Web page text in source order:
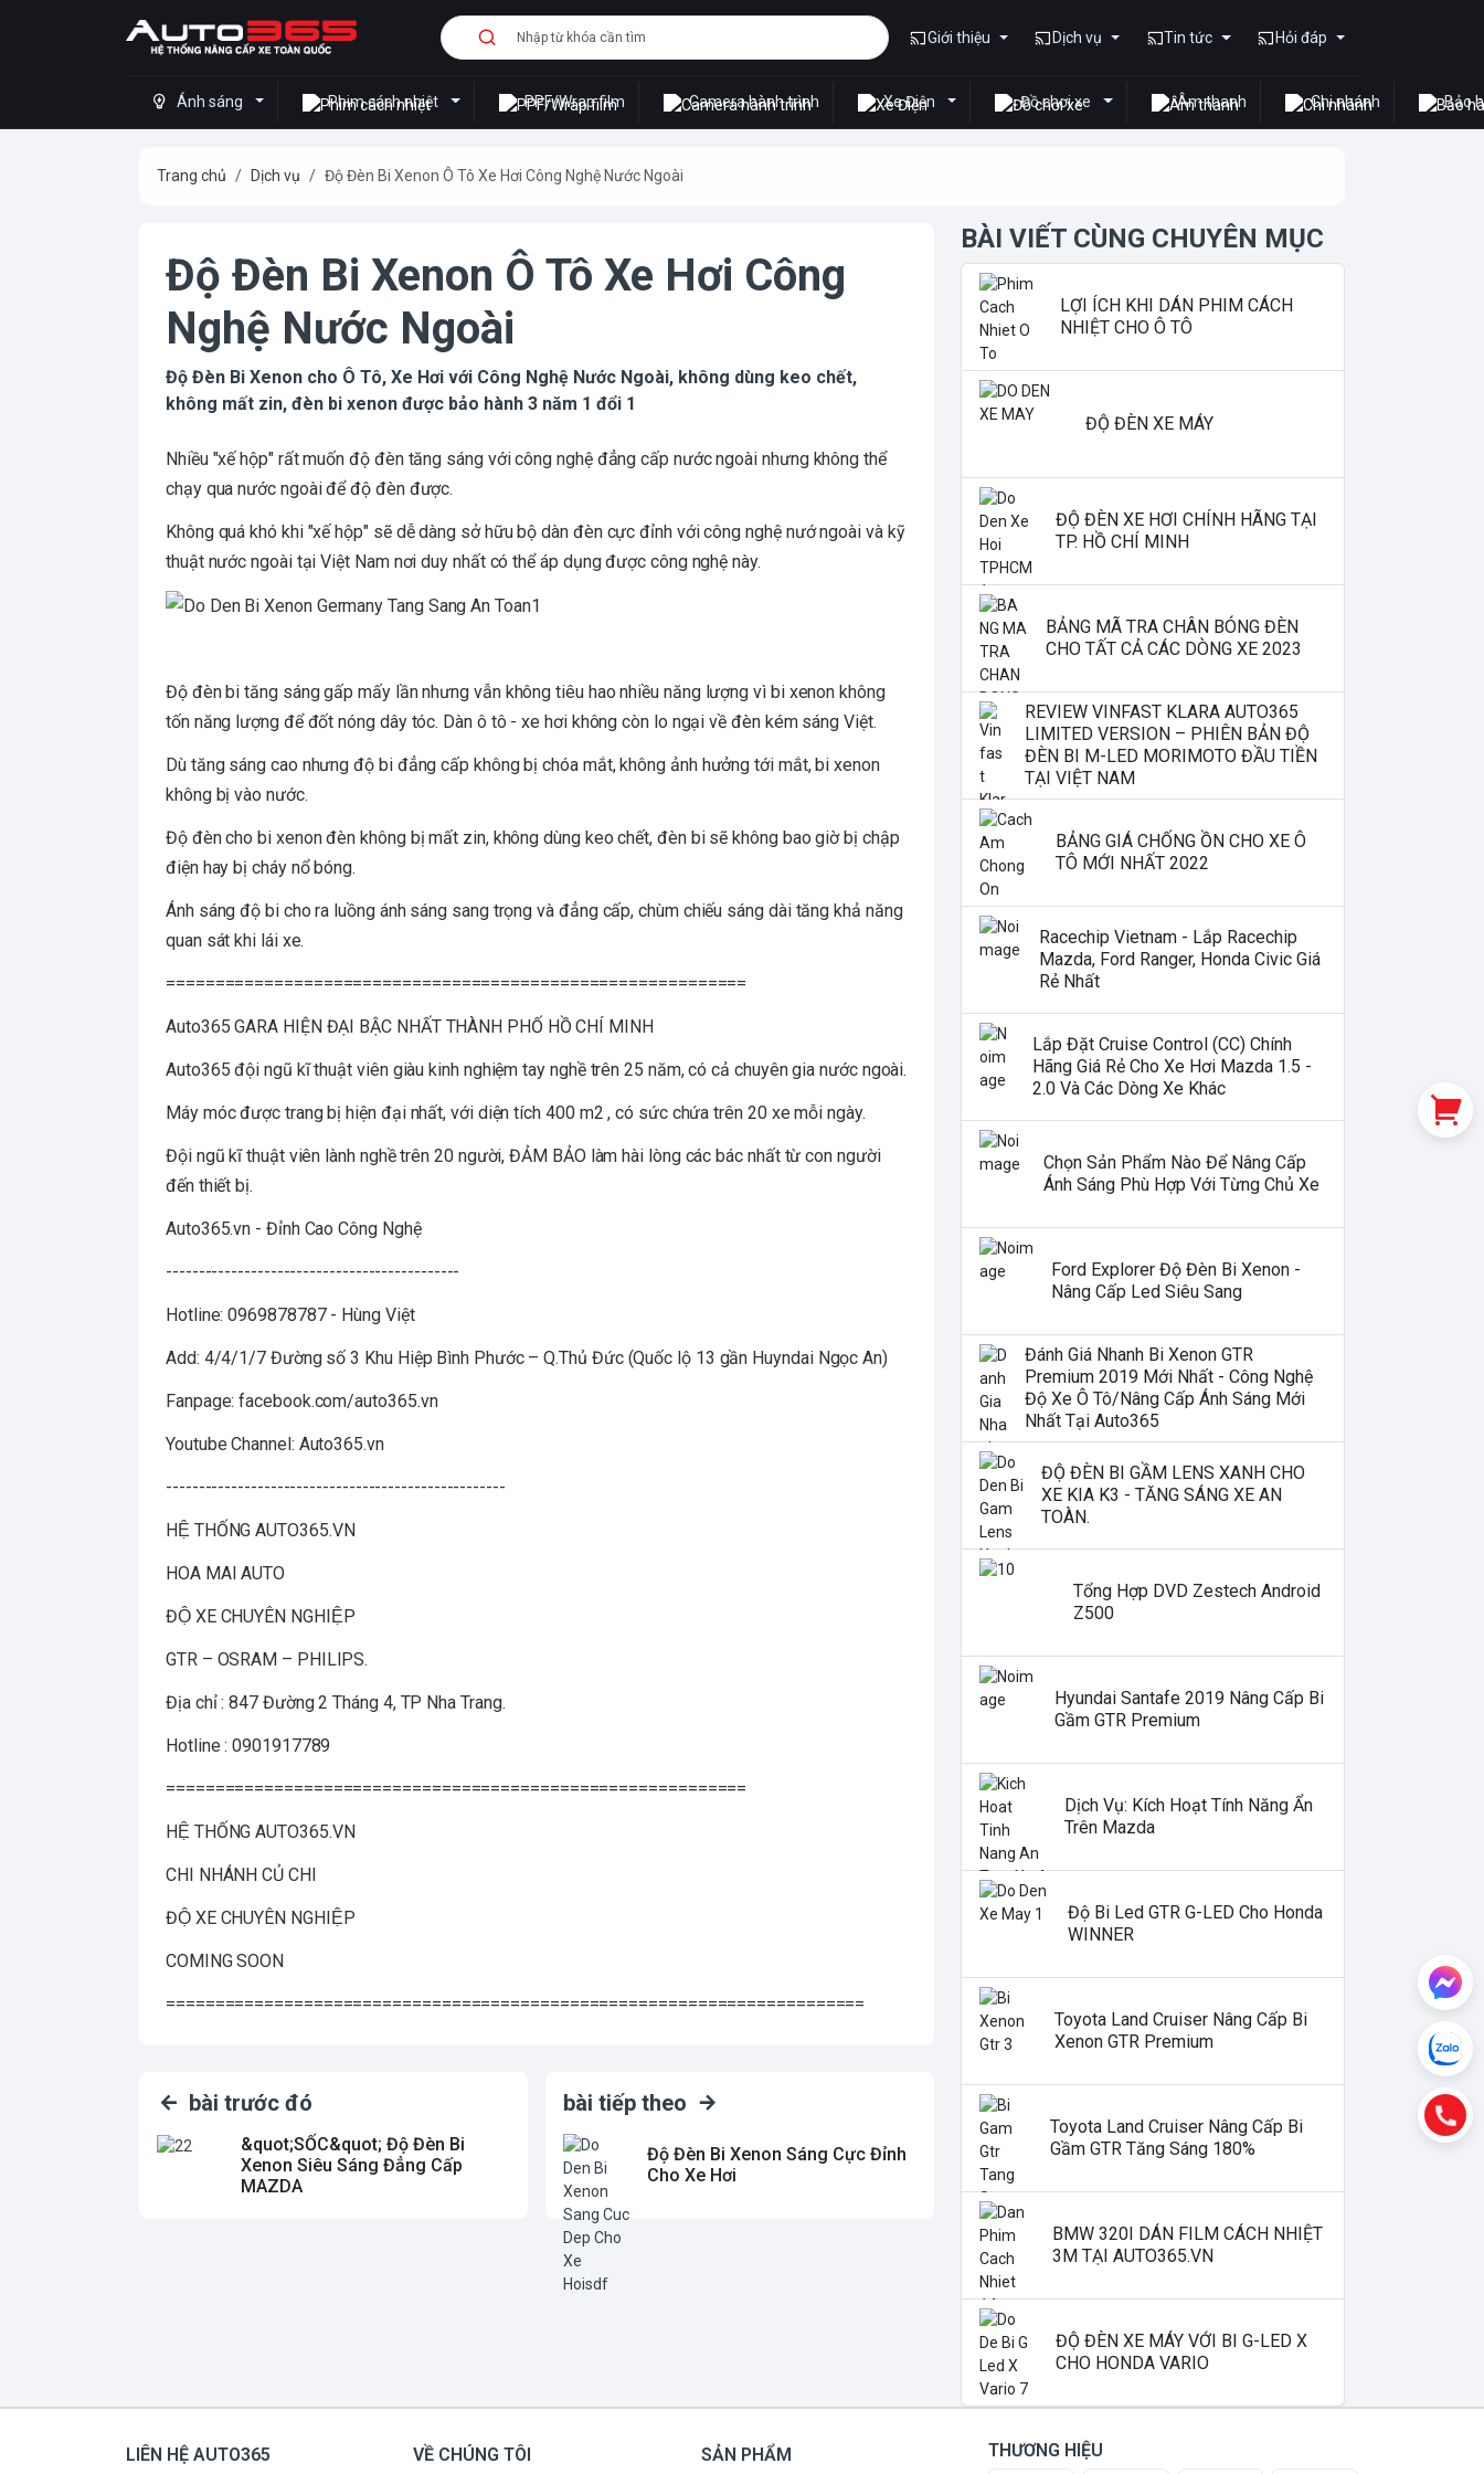
Giới thiệu Dịch vụ Tin tức Hỏi đáp
Ánh sáng Phim cách nhiệt PPF/Wrap film Camera hành trình Xe Điện Đồ chơi xe Âm thanh Chi nhánh Bảo
Trang chủ Dịch vụ Độ Đèn Bi Xenon Ô Tô Xe Hơi Công Nghệ Nước Ngoài
Độ Đèn Bi Xenon Ô Tô Xe Hơi Công
Nghệ Nước Ngoài
Độ Đèn Bi Xenon cho Ô Tô, Xe Hơi với Công Nghệ Nước Ngoài, không dùng keo chết,
không mất zin, đèn bi xenon được bảo hành 3 năm 1 đổi 1
Nhiều "xế hộp" rất muốn độ đèn tăng sáng với công nghệ đẳng cấp nước ngoài nhưng không thể
chạy qua nước ngoài để độ đèn được.
Không quá khó khi "xế hộp" sẽ dễ dàng sở hữu bộ dàn đèn cực đỉnh với công nghệ nướ ngoài và kỹ
thuật nước ngoài tại Việt Nam nơi duy nhất có thể áp dụng được công nghệ này.
Độ đèn bi tăng sáng gấp mấy lần nhưng vẫn không tiêu hao nhiều năng lượng vì bi xenon không
tốn năng lượng để đốt nóng dây tóc. Dàn ô tô - xe hơi không còn lo ngại về đèn kém sáng Việt.
Dù tăng sáng cao nhưng độ bi đẳng cấp không bị chóa mắt, không ảnh hưởng tới mắt, bi xenon
không bị vào nước.
Độ đèn cho bi xenon đèn không bị mất zin, không dùng keo chết, đèn bi sẽ không bao giờ bị chập
điện hay bị cháy nổ bóng.
Ánh sáng độ bi cho ra luồng ánh sáng sang trọng và đẳng cấp, chùm chiếu sáng dài tăng khả năng
quan sát khi lái xe.
===========================================================
Auto365 GARA HIỆN ĐẠI BẬC NHẤT THÀNH PHỐ HỒ CHÍ MINH
Auto365 đội ngũ kĩ thuật viên giàu kinh nghiệm tay nghề trên 25 năm, có cả chuyên gia nước ngoài.
Máy móc được trang bị hiện đại nhất, với diện tích 400 m2 , có sức chứa trên 20 xe mỗi ngày.
Đội ngũ kĩ thuật viên lành nghề trên 20 người, ĐẢM BẢO làm hài lòng các bác nhất từ con người
đến thiết bị.
Auto365.vn - Đỉnh Cao Công Nghệ
---------------------------------------------
Hotline: 0969878787 - Hùng Việt
Add: 4/4/1/7 Đường số 3 Khu Hiệp Bình Phước – Q.Thủ Đức (Quốc lộ 13 gần Huyndai Ngọc An)
Fanpage: facebook.com/auto365.vn
Youtube Channel: Auto365.vn
----------------------------------------------------
HỆ THỐNG AUTO365.VN
HOA MAI AUTO
ĐỘ XE CHUYÊN NGHIỆP
GTR – OSRAM – PHILIPS.
Địa chỉ : 847 Đường 2 Tháng 4, TP Nha Trang.
Hotline : 0901917789
===========================================================
HỆ THỐNG AUTO365.VN
CHI NHÁNH CỦ CHI
ĐỘ XE CHUYÊN NGHIỆP
COMING SOON
=======================================================================
bài trước đó
&quot;SỐC&quot; Độ Đèn Bi
Xenon Siêu Sáng Đẳng Cấp
MAZDA
bài tiếp theo
Độ Đèn Bi Xenon Sáng Cực Đỉnh
Cho Xe Hơi
BÀI VIẾT CÙNG CHUYÊN MỤC
LỢI ÍCH KHI DÁN PHIM CÁCH
NHIỆT CHO Ô TÔ
ĐỘ ĐÈN XE MÁY
ĐỘ ĐÈN XE HƠI CHÍNH HÃNG TẠI
TP. HỒ CHÍ MINH
BẢNG MÃ TRA CHÂN BÓNG ĐÈN
CHO TẤT CẢ CÁC DÒNG XE 2023
REVIEW VINFAST KLARA AUTO365
LIMITED VERSION – PHIÊN BẢN ĐỘ
ĐÈN BI M-LED MORIMOTO ĐẦU TIỀN
TẠI VIỆT NAM
BẢNG GIÁ CHỐNG ỒN CHO XE Ô
TÔ MỚI NHẤT 2022
Racechip Vietnam - Lắp Racechip
Mazda, Ford Ranger, Honda Civic Giá
Rẻ Nhất
Lắp Đặt Cruise Control (CC) Chính
Hãng Giá Rẻ Cho Xe Hơi Mazda 1.5 -
2.0 Và Các Dòng Xe Khác
Chọn Sản Phẩm Nào Để Nâng Cấp
Ánh Sáng Phù Hợp Với Từng Chủ Xe
Ford Explorer Độ Đèn Bi Xenon -
Nâng Cấp Led Siêu Sang
Đánh Giá Nhanh Bi Xenon GTR
Premium 2019 Mới Nhất - Công Nghệ
Độ Xe Ô Tô/nâng Cấp Ánh Sáng Mới
Nhất Tại Auto365
ĐỘ ĐÈN BI GẦM LENS XANH CHO
XE KIA K3 - TĂNG SÁNG XE AN
TOÀN.
Tổng Hợp DVD Zestech Android
Z500
Hyundai Santafe 2019 Nâng Cấp Bi
Gầm GTR Premium
Dịch Vụ: Kích Hoạt Tính Năng Ẩn
Trên Mazda
Độ Bi Led GTR G-LED Cho Honda
WINNER
Toyota Land Cruiser Nâng Cấp Bi
Xenon GTR Premium
Toyota Land Cruiser Nâng Cấp Bi
Gầm GTR Tăng Sáng 180%
BMW 320I DÁN FILM CÁCH NHIỆT
3M TẠI AUTO365.VN
ĐỘ ĐÈN XE MÁY VỚI BI G-LED X
CHO HONDA VARIO
LIÊN HỆ AUTO365 VỀ CHÚNG TÔI SẢN PHẨM THƯƠNG HIỆU